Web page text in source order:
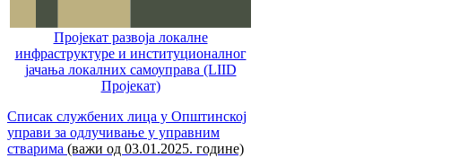
Пројекат развоја локалне
инфраструктуре и институционалног
јачања локалних самоуправa (LIID
Пројекат)
Списак службених лица у Општинској
управи за одлучивање у управним
стварима (важи од 03.01.2025. године)